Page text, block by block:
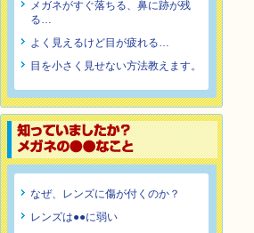
メガネがすぐ落ちる、鼻に跡が残
る…
よく見えるけど目が疲れる…
目を小さく見せない方法教えます。
なぜ、レンズに傷が付くのか？
レンズは●●に弱い